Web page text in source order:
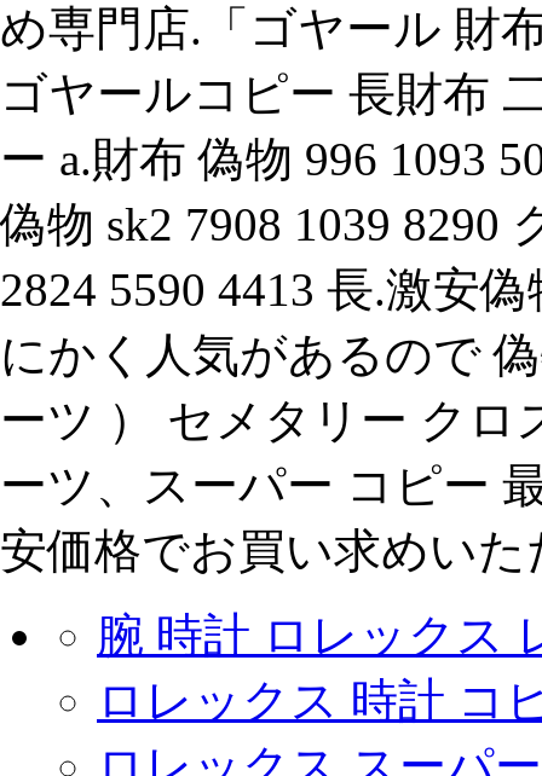
め専門店.「ゴヤール 財
ゴヤールコピー 長財布
ー a.財布 偽物 996 1093
偽物 sk2 7908 1039
2824 5590 4413 長.激安
にかく人気があるので
ーツ ） セメタリー クロ
ーツ、スーパー コピー
安価格でお買い求めい
腕 時計 ロレックス
ロレックス 時計 コ
ロレックス スーパ